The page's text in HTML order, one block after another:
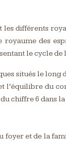
différents
des
le cycle de
situés le
du
chiffre 6 dans
et de la